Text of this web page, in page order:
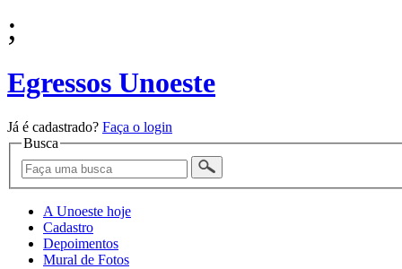
;
Egressos Unoeste
Já é cadastrado? Faça o login
Busca
A Unoeste hoje
Cadastro
Depoimentos
Mural de Fotos